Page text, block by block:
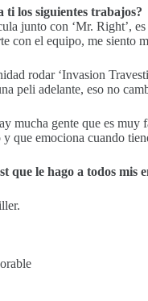
ti los siguientes trabajos?
junto con ‘Mr. Right’,
con el equipo, me siento
rodar ‘Invasion
peli adelante, eso no
mucha gente que es
que emociona cuando
le hago a todos mis